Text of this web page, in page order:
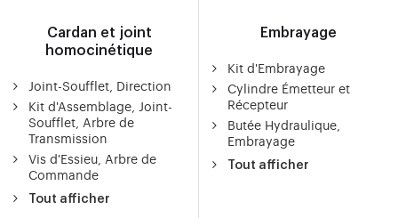
Cardan et joint
homocinétique
Joint-Soufflet, Direction
Kit d'Assemblage, Joint-
Soufflet, Arbre de
Transmission
Vis d'Essieu, Arbre de
Commande
Tout afficher
Embrayage
Kit d'Embrayage
Cylindre Émetteur et
Récepteur
Butée Hydraulique,
Embrayage
Tout afficher